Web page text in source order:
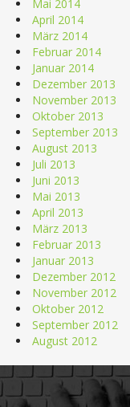
Mai 2014
April 2014
März 2014
Februar 2014
Januar 2014
Dezember 2013
November 2013
Oktober 2013
September 2013
August 2013
Juli 2013
Juni 2013
Mai 2013
April 2013
März 2013
Februar 2013
Januar 2013
Dezember 2012
November 2012
Oktober 2012
September 2012
August 2012